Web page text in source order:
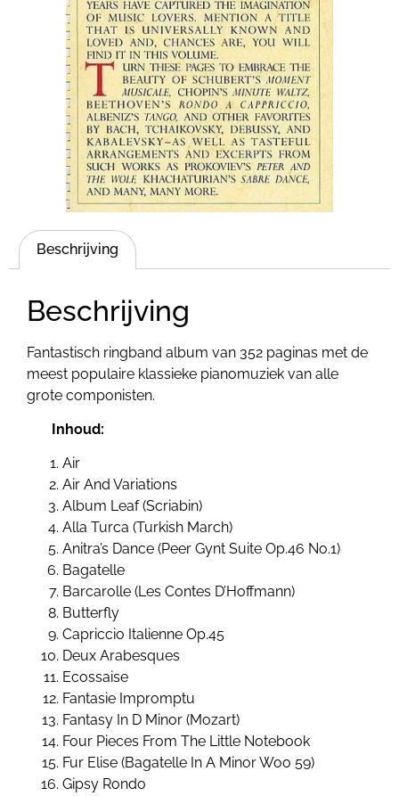
Beschrijving
Beschrijving
Fantastisch ringband album van 352 paginas met de
meest populaire klassieke pianomuziek van alle
grote componisten.
Inhoud:
Air
Air And Variations
Album Leaf (Scriabin)
Alla Turca (Turkish March)
Anitra’s Dance (Peer Gynt Suite Op.46 No.1)
Bagatelle
Barcarolle (Les Contes D’Hoffmann)
Butterfly
Capriccio Italienne Op.45
Deux Arabesques
Ecossaise
Fantasie Impromptu
Fantasy In D Minor (Mozart)
Four Pieces From The Little Notebook
Fur Elise (Bagatelle In A Minor Woo 59)
Gipsy Rondo